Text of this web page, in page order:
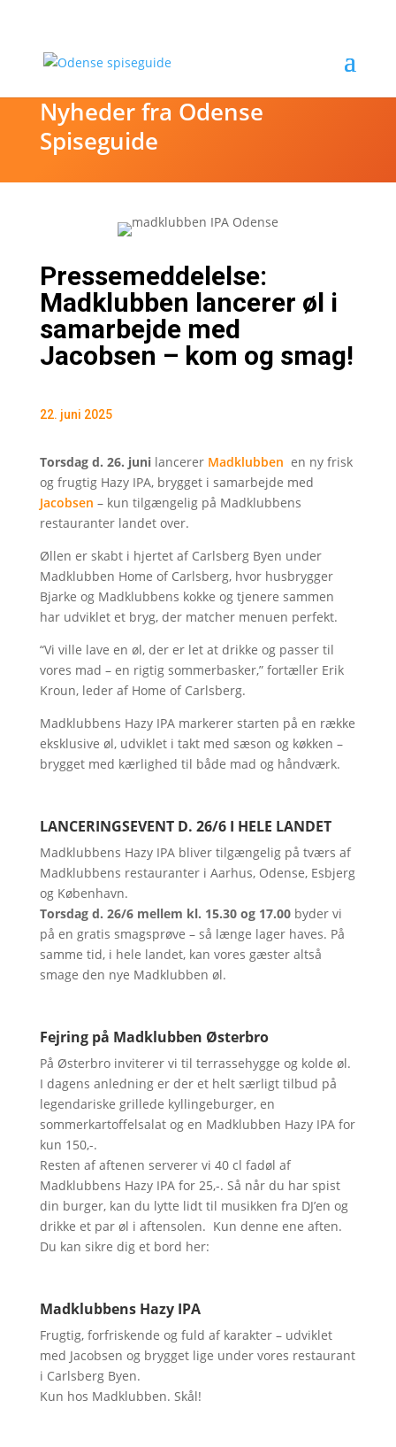
Nyheder fra Odense
Spiseguide
Pressemeddelelse:
Madklubben lancerer øl i
samarbejde med
Jacobsen – kom og smag!
22. juni 2025
Torsdag d. 26. junilancerer Madklubben en ny frisk
og frugtig Hazy IPA, brygget i samarbejde med
Jacobsen – kun tilgængelig på Madklubbens
restauranter landet over.
Øllen er skabt i hjertet af Carlsberg Byen under
Madklubben Home of Carlsberg, hvor husbrygger
Bjarke og Madklubbens kokke og tjenere sammen
har udviklet et bryg, der matcher menuen perfekt.
“Vi ville lave en øl, der er let at drikke og passer til
vores mad – en rigtig sommerbasker,” fortæller Erik
Kroun, leder af Home of Carlsberg.
Madklubbens Hazy IPA markerer starten på en række
eksklusive øl, udviklet i takt med sæson og køkken –
brygget med kærlighed til både mad og håndværk.
LANCERINGSEVENT D. 26/6 I HELE LANDET
Madklubbens Hazy IPA bliver tilgængelig på tværs af
Madklubbens restauranter i Aarhus, Odense, Esbjerg
og København.
Torsdag d. 26/6 mellem kl. 15.30 og 17.00byder vi
på en gratis smagsprøve – så længe lager haves. På
samme tid, i hele landet, kan vores gæster altså
smage den nye Madklubben øl.
Fejring på Madklubben Østerbro
På Østerbro inviterer vi til terrassehygge og kolde øl.
I dagens anledning er der et helt særligt tilbud på
legendariske grillede kyllingeburger, en
sommerkartoffelsalat og en Madklubben Hazy IPA for
kun 150,-.
Resten af aftenen serverer vi 40 cl fadøl af
Madklubbens Hazy IPA for 25,-. Så når du har spist
din burger, kan du lytte lidt til musikken fra DJ’en og
drikke et par øl i aftensolen. Kun denne ene aften.
Du kan sikre dig et bord her:
Madklubbens Hazy IPA
Frugtig, forfriskende og fuld af karakter – udviklet
med Jacobsen og brygget lige under vores restaurant
i Carlsberg Byen.
Kun hos Madklubben. Skål!